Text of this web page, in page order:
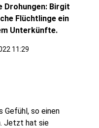
Drohungen: Birgit
Flüchtlinge ein
Unterkünfte.
11:29
Gefühl, so einen
Jetzt hat sie